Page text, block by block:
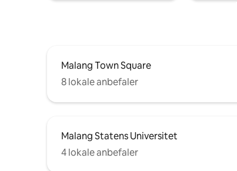
Malang Town Square
8 lokale anbefaler
Malang Statens Universitet
4 lokale anbefaler